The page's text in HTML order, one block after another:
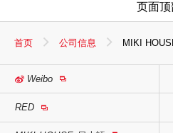
页面顶
首页 公司信息 MIKI
Weibo
RED